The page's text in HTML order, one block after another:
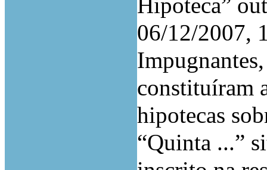
Hipoteca”
06/12/2007,
constituíram
hipotecas
“Quinta ...”